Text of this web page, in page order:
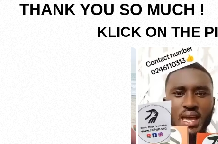
THANK YOU SO MUCH !
KLICK ON THE